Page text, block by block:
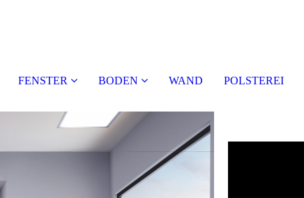
FENSTER BODEN WAND POLSTEREI